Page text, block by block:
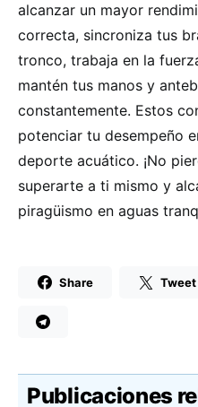
alcanzar un mayor
correcta, sincroniza tus
tronco, trabaja en la
mantén tus manos y
constantemente. Estos
potenciar tu desempeño
deporte acuático. ¡No
superarte a ti mismo y
piragüismo en aguas
Share Tweet
Publicaciones